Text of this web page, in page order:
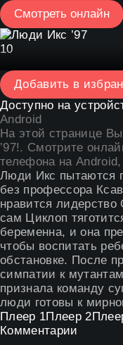
Смотреть онлайн
10
Добавить в
Доступно на
Android
На этой странице
’97!. Смотрите
телефона на
Люди Икс пытаются
без профессора
нравится
сам Циклоп
беременна, и она
чтобы воспитать
обстановке. После
симпатии к
признала команду
люди готовы к
Плеер 1Плеер 2
Комментарии